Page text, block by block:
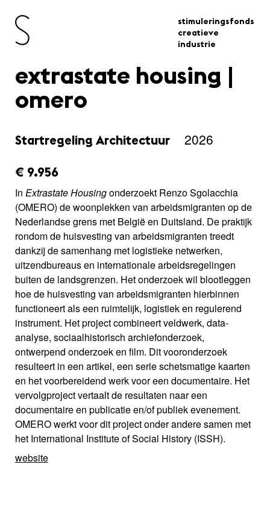
stimuleringsfonds
creatieve
industrie
extrastate housing |
omero
Startregeling Architectuur 2026
amount_issued:
€ 9.956
In ExtrastateHousingonderzoekt Renzo Sgolacchia
(OMERO) de woonplekken van arbeidsmigranten op de
Nederlandse grens met België en Duitsland. De praktijk
rondom de huisvesting van arbeidsmigranten treedt
dankzij de samenhang met logistieke netwerken,
uitzendbureaus en internationale arbeidsregelingen
buiten de landsgrenzen. Het onderzoek wil blootleggen
hoe de huisvesting van arbeidsmigranten hierbinnen
functioneert als een ruimtelijk, logistiek en regulerend
instrument. Het project combineert veldwerk, data-
analyse, sociaalhistorisch archiefonderzoek,
ontwerpend onderzoek en film. Dit vooronderzoek
resulteert in een artikel, een serie schetsmatige kaarten
en het voorbereidend werk voor een documentaire. Het
vervolgproject vertaalt de resultaten naar een
documentaire en publicatie en/of publiek evenement.
OMERO werkt voor dit project onder andere samen met
het International Institute of Social History (ISSH).
website